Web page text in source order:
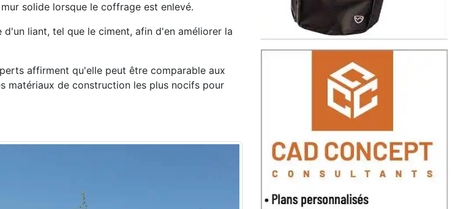
solide lorsque le coffrage est enlevé.
liant, tel que le ciment, afin d'en améliorer la
affirment qu'elle peut être comparable aux
matériaux de construction les plus nocifs pour